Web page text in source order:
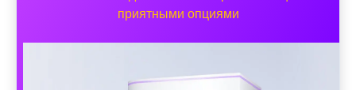
приятными опциями